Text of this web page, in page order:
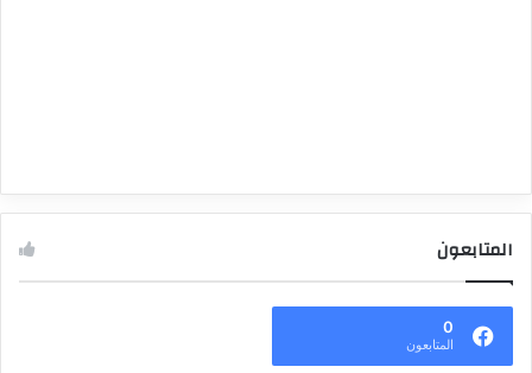
المتابعون
0
المتابعون